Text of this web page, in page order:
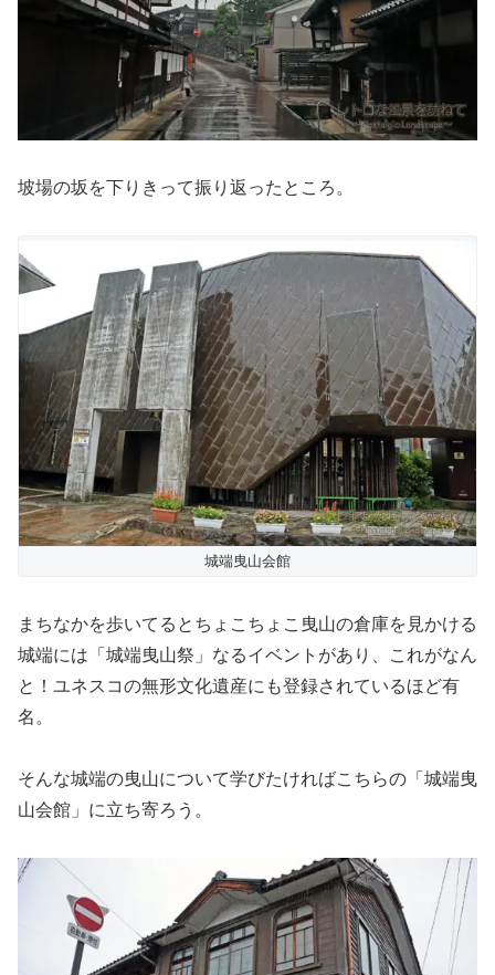
坡場の坂を下りきって振り返ったところ。
城端曳山会館
まちなかを歩いてるとちょこちょこ曳山の倉庫を見かける
城端には「城端曳山祭」なるイベントがあり、これがなん
と！ユネスコの無形文化遺産にも登録されているほど有
名。
そんな城端の曳山について学びたければこちらの「城端曳
山会館」に立ち寄ろう。